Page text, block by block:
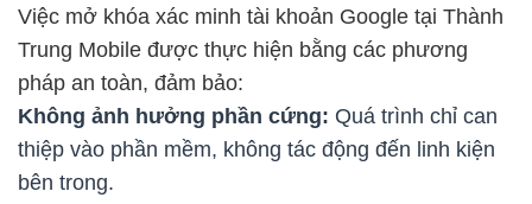
Việc mở khóa xác minh tài khoản Google tại Thành
Trung Mobile được thực hiện bằng các phương
pháp an toàn, đảm bảo:
Không ảnh hưởng phần cứng: Quá trình chỉ can
thiệp vào phần mềm, không tác động đến linh kiện
bên trong.